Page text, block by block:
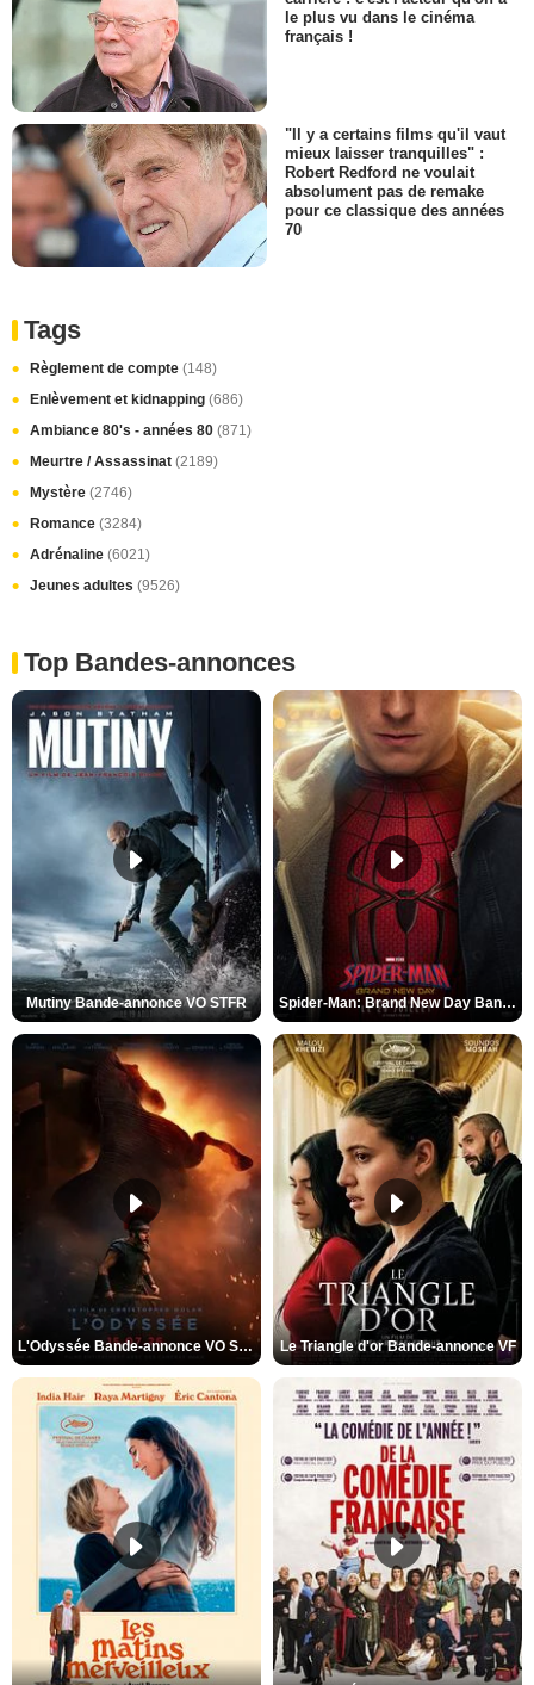
le plus vu dans le cinéma
français !
"Il y a certains films qu'il vaut
mieux laisser tranquilles" :
Robert Redford ne voulait
absolument pas de remake
pour ce classique des années
70
Tags
Règlement de compte (148)
Enlèvement et kidnapping (686)
Ambiance 80's - années 80 (871)
Meurtre / Assassinat (2189)
Mystère (2746)
Romance (3284)
Adrénaline (6021)
Jeunes adultes (9526)
Top Bandes-annonces
Mutiny Bande-annonce VO STFR Spider-Man: Brand New Day Bande-annonce VO STFR
L'Odyssée Bande-annonce VO STFR Le Triangle d'or Bande-annonce VF